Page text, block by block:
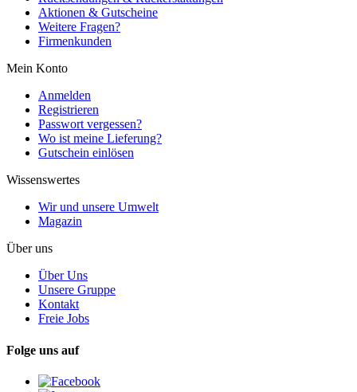
Aktionen & Gutscheine
Weitere Fragen?
Firmenkunden
Mein Konto
Anmelden
Registrieren
Passwort vergessen?
Wo ist meine Lieferung?
Gutschein einlösen
Wissenswertes
Wir und unsere Umwelt
Magazin
Über uns
Über Uns
Unsere Gruppe
Kontakt
Freie Jobs
Folge uns auf